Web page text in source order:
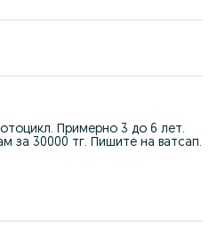
Примерно 3 до 6 лет.
за 30000 тг. Пишите на ватсап.